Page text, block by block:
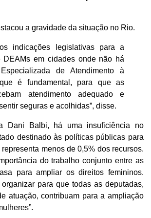
a gravidade da situação no Rio.
indicações legislativas para a
DEAMs em cidades onde não há
de Atendimento à
é fundamental, para que as
atendimento adequado e
seguras e acolhidas”, disse.
Dani Balbi, há uma insuficiência no
destinado às políticas públicas para
menos de 0,5% dos recursos.
do trabalho conjunto entre as
para ampliar os direitos femininos.
organizar para que todas as deputadas,
atuação, contribuam para a ampliação